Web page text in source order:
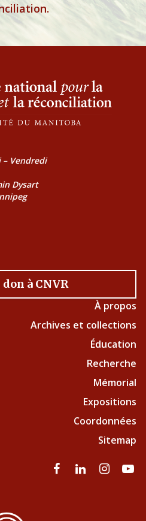
– Vendredi
Dysart
à CNVR
À propos
Archives et collections
Éducation
Recherche
Mémorial
Expositions
Coordonnées
Sitemap